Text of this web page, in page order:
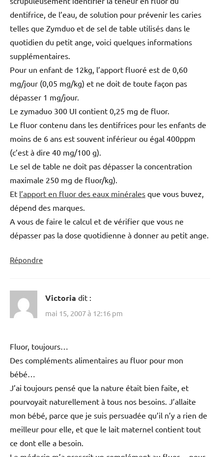
dentifrice, de l’eau, de solution pour prévenir les caries
telles que Zymduo et de sel de table utilisés dans le
quotidien du petit ange, voici quelques informations
supplémentaires.
Pour un enfant de 12kg, l’apport fluoré est de 0,60
mg/jour (0,05 mg/kg) et ne doit de toute façon pas
dépasser 1 mg/jour.
Le zymaduo 300 UI contient 0,25 mg de fluor.
Le fluor contenu dans les dentifrices pour les enfants de
moins de 6 ans est souvent inférieur ou égal 400ppm
(c’est à dire 40 mg/100 g).
Le sel de table ne doit pas dépasser la concentration
maximale 250 mg de fluor/kg).
Et l’apport en fluor des eaux minérales que vous buvez,
dépend des marques.
A vous de faire le calcul et de vérifier que vous ne
dépasser pas la dose quotidienne à donner au petit ange.
Répondre
Victoria dit :
mai 15, 2007 à 12:16 pm
Fluor, toujours…
Des compléments alimentaires au fluor pour mon
bébé…
J’ai toujours pensé que la nature était bien faite, et
pourvoyait naturellement à tous nos besoins. J’allaite
mon bébé, parce que je suis persuadée qu’il n’y a rien de
meilleur pour elle, et que le lait maternel contient tout
ce dont elle a besoin.